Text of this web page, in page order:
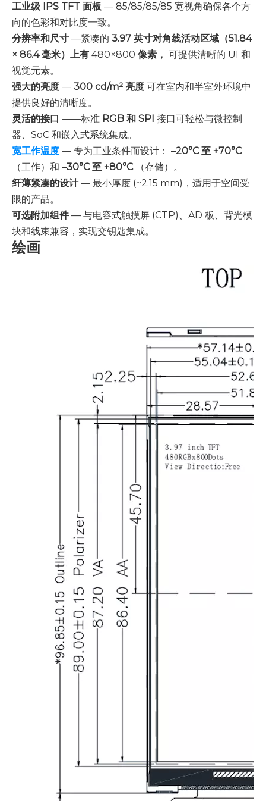
工业级 IPS TFT 面板 — 85/85/85/85 宽视角确保各个方
向的色彩和对比度一致。
分辨率和尺寸 —紧凑的 3.97 英寸对角线活动区域（51.84
× 86.4 毫米）上有 480×800 像素， 可提供清晰的 UI 和
视觉元素。
强大的亮度 — 300 cd/m² 亮度 可在室内和半室外环境中
提供良好的清晰度。
灵活的接口 ——标准 RGB 和 SPI 接口可轻松与微控制
器、SoC 和嵌入式系统集成。
宽工作温度 — 专为工业条件而设计： –20°C 至 +70°C
（工作）和 –30°C 至 +80°C
（存储）。
纤薄紧凑的设计— 最小厚度 (~2.15 mm)，适用于空间受
限的产品。
可选附加组件— 与电容式触摸屏 (CTP)、AD 板、背光模
块和线束兼容，实现交钥匙集成。
绘画